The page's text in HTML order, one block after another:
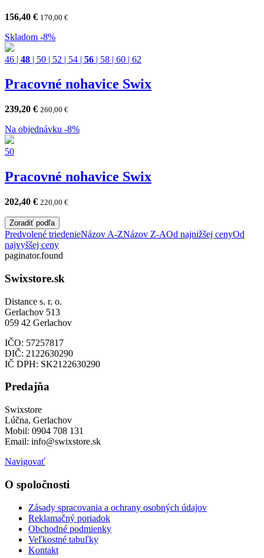
156,40 € 170,00 €
Skladom -8%
46 | 48 | 50 | 52 | 54 | 56 | 58 | 60 | 62
Pracovné nohavice Swix
239,20 € 260,00 €
Na objednávku -8%
50
Pracovné nohavice Swix
202,40 € 220,00 €
Zoradiť podľa
Predvolené triedenieNázov A-ZNázov Z-AOd najnižšej cenyOd
najvyššej ceny
paginator.found
Swixstore.sk
Distance s. r. o.
Gerlachov 513
059 42 Gerlachov
IČO: 57257817
DIČ: 2122630290
IČ DPH: SK2122630290
Predajňa
Swixstore
Lúčna, Gerlachov
Mobil: 0904 708 131
Email: info@swixstore.sk
Navigovať
O spoločnosti
Zásady spracovania a ochrany osobných údajov
Reklamačný poriadok
Obchodné podmienky
Veľkostné tabuľky
Kontakt